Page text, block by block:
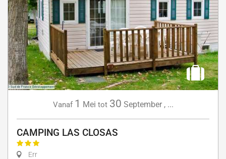
Vanaf 1 Mei tot 30 September, ...
CAMPING LAS CLOSAS
Err